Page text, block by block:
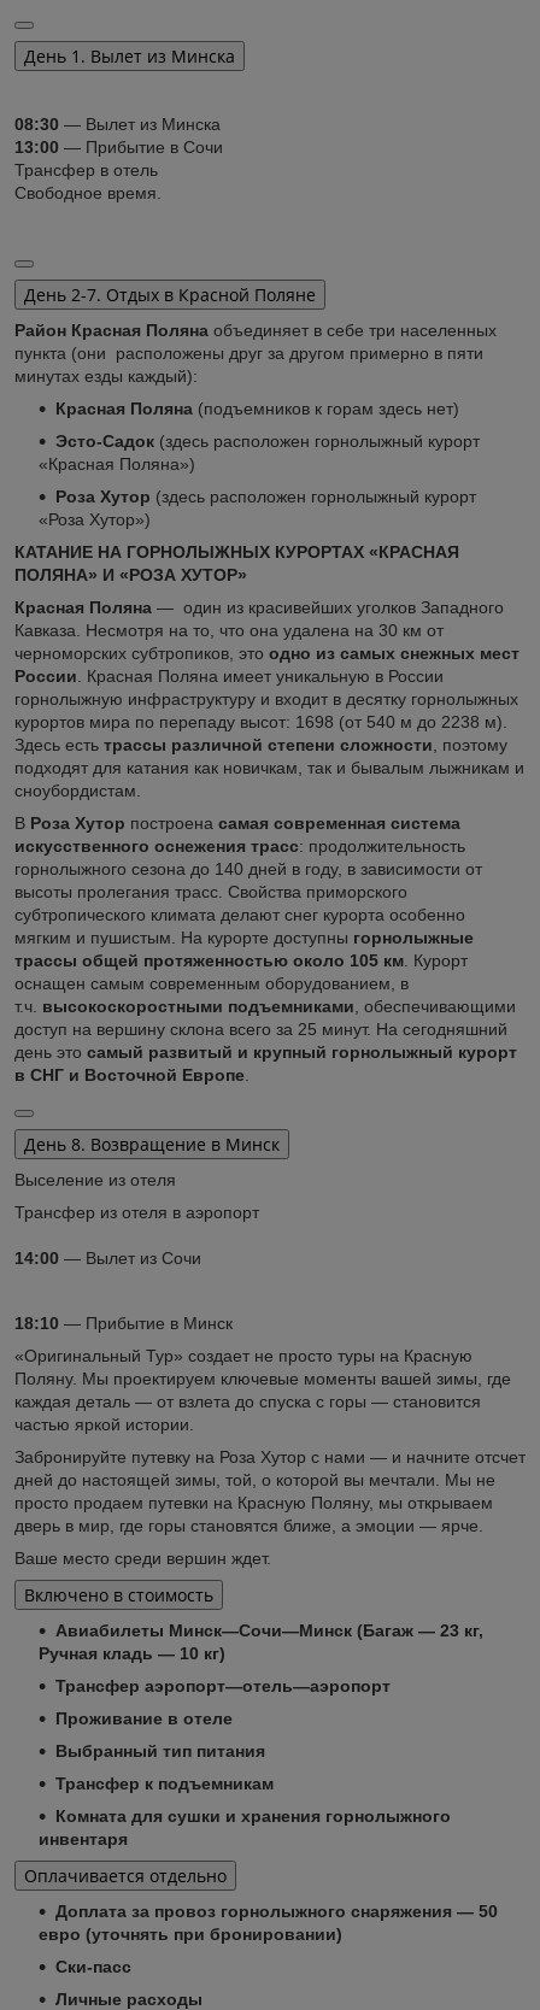
День 1. Вылет из Минска
08:30 — Вылет из Минска
13:00 — Прибытие в Сочи
Трансфер в отель
Свободное время.
День 2-7. Отдых в Красной Поляне
Район Красная Поляна объединяет в себе три населенных
пункта (они расположены друг за другом примерно в пяти
минутах езды каждый):
Красная Поляна (подъемников к горам здесь нет)
Эсто-Садок (здесь расположен горнолыжный курорт
«Красная Поляна»)
Роза Хутор (здесь расположен горнолыжный курорт
«Роза Хутор»)
КАТАНИЕ НА ГОРНОЛЫЖНЫХ КУРОРТАХ «КРАСНАЯ
ПОЛЯНА» И «РОЗА ХУТОР»
Красная Поляна — один из красивейших уголков Западного
Кавказа. Несмотря на то, что она удалена на 30 км от
черноморских субтропиков, это одно из самых снежных мест
России . Красная Поляна имеет уникальную в России
горнолыжную инфраструктуру и входит в десятку горнолыжных
курортов мира по перепаду высот: 1698 (от 540 м до 2238 м).
Здесь есть трассы различной степени сложности , поэтому
подходят для катания как новичкам, так и бывалым лыжникам и
сноубордистам.
В Роза Хутор построена самая современная система
искусственного оснежения трасс: продолжительность
горнолыжного сезона до 140 дней в году, в зависимости от
высоты пролегания трасс. Свойства приморского
субтропического климата делают снег курорта особенно
мягким и пушистым. На курорте доступны горнолыжные
трассы общей протяженностью около 105 км . Курорт
оснащен самым современным оборудованием, в
т.ч. высокоскоростными подъемниками , обеспечивающими
доступ на вершину склона всего за 25 минут. На сегодняшний
день это самый развитый и крупный горнолыжный курорт
в СНГ и Восточной Европе
День 8. Возвращение в Минск
Выселение из отеля
Трансфер из отеля в аэропорт
14:00 — Вылет из Сочи
18:10 — Прибытие в Минск
«Оригинальный Тур» создает не просто туры на Красную
Поляну. Мы проектируем ключевые моменты вашей зимы, где
каждая деталь — от взлета до спуска с горы — становится
частью яркой истории.
Забронируйте путевку на Роза Хутор с нами — и начните отсчет
дней до настоящей зимы, той, о которой вы мечтали. Мы не
просто продаем путевки на Красную Поляну, мы открываем
дверь в мир, где горы становятся ближе, а эмоции — ярче.
Ваше место среди вершин ждет.
Включено в стоимость
Авиабилеты Минск—Сочи—Минск (Багаж — 23 кг,
Ручная кладь — 10 кг)
Трансфер аэропорт—отель—аэропорт
Проживание в отеле
Выбранный тип питания
Трансфер к подъемникам
Комната для сушки и хранения горнолыжного
инвентаря
Оплачивается отдельно
Доплата за провоз горнолыжного снаряжения — 50
евро (уточнять при бронировании)
Ски-пасс
Личные расходы